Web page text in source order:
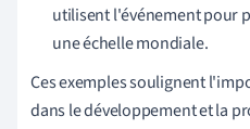
utilisent l'événement pour
une échelle mondiale.
Ces exemples soulignent
dans le développement et la